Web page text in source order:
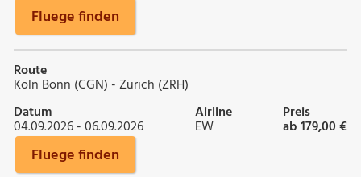
Fluege finden
Route
Köln Bonn (CGN) - Zürich (ZRH)
Datum
04.09.2026 - 06.09.2026
Airline
EW
Preis
ab 179,00 €
Fluege finden